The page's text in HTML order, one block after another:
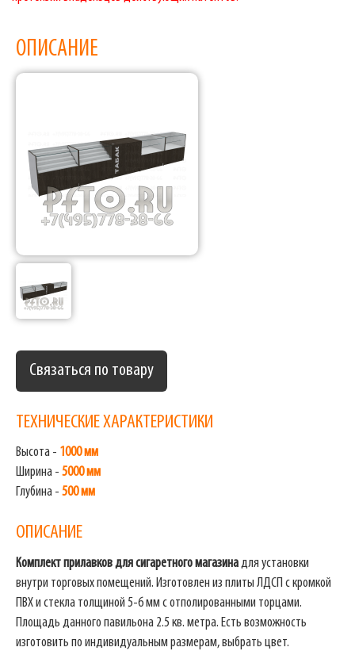
ОПИСАНИЕ
Связаться по товару
ТЕХНИЧЕСКИЕ ХАРАКТЕРИСТИКИ
Высота - 1000 мм
Ширина - 5000 мм
Глубина - 500 мм
ОПИСАНИЕ
Комплект прилавков для сигаретного магазинадля установки
внутри торговых помещений. Изготовлен из плиты ЛДСП с кромкой
ПВХ и стекла толщиной 5-6 мм с отполированными торцами.
Площадь данного павильона 2.5 кв. метра. Есть возможность
изготовить по индивидуальным размерам, выбрать цвет.